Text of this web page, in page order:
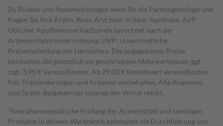
Zu Risiken und Nebenwirkungen lesen Sie die Packungsbeilage und
fragen Sie Ihre Ärztin, Ihren Arzt oder in Ihrer Apotheke. AVP:
Üblicher Apothekenverkaufspreis berechnet nach der
Arzneimittelpreisverordnung. UVP: Unverbindliche
Preisempfehlung des Herstellers. Die angegebenen Preise
beinhalten die gesetzlich vorgeschriebene Mehrwertsteuer, ggf.
zzgl. 3,95 € Versandkosten. Ab 29,00 € Bestell­wert versand­kosten­
frei. Preisänderungen und Irrtümer vorbehalten. Alle Angebote
und Gratis-Beigaben nur solange der Vorrat reicht.
1 Eine pharmazeutische Prüfung der Arzneimittel und sonstigen
Produkte in deinem Warenkorb beinhaltet die Durchführung von